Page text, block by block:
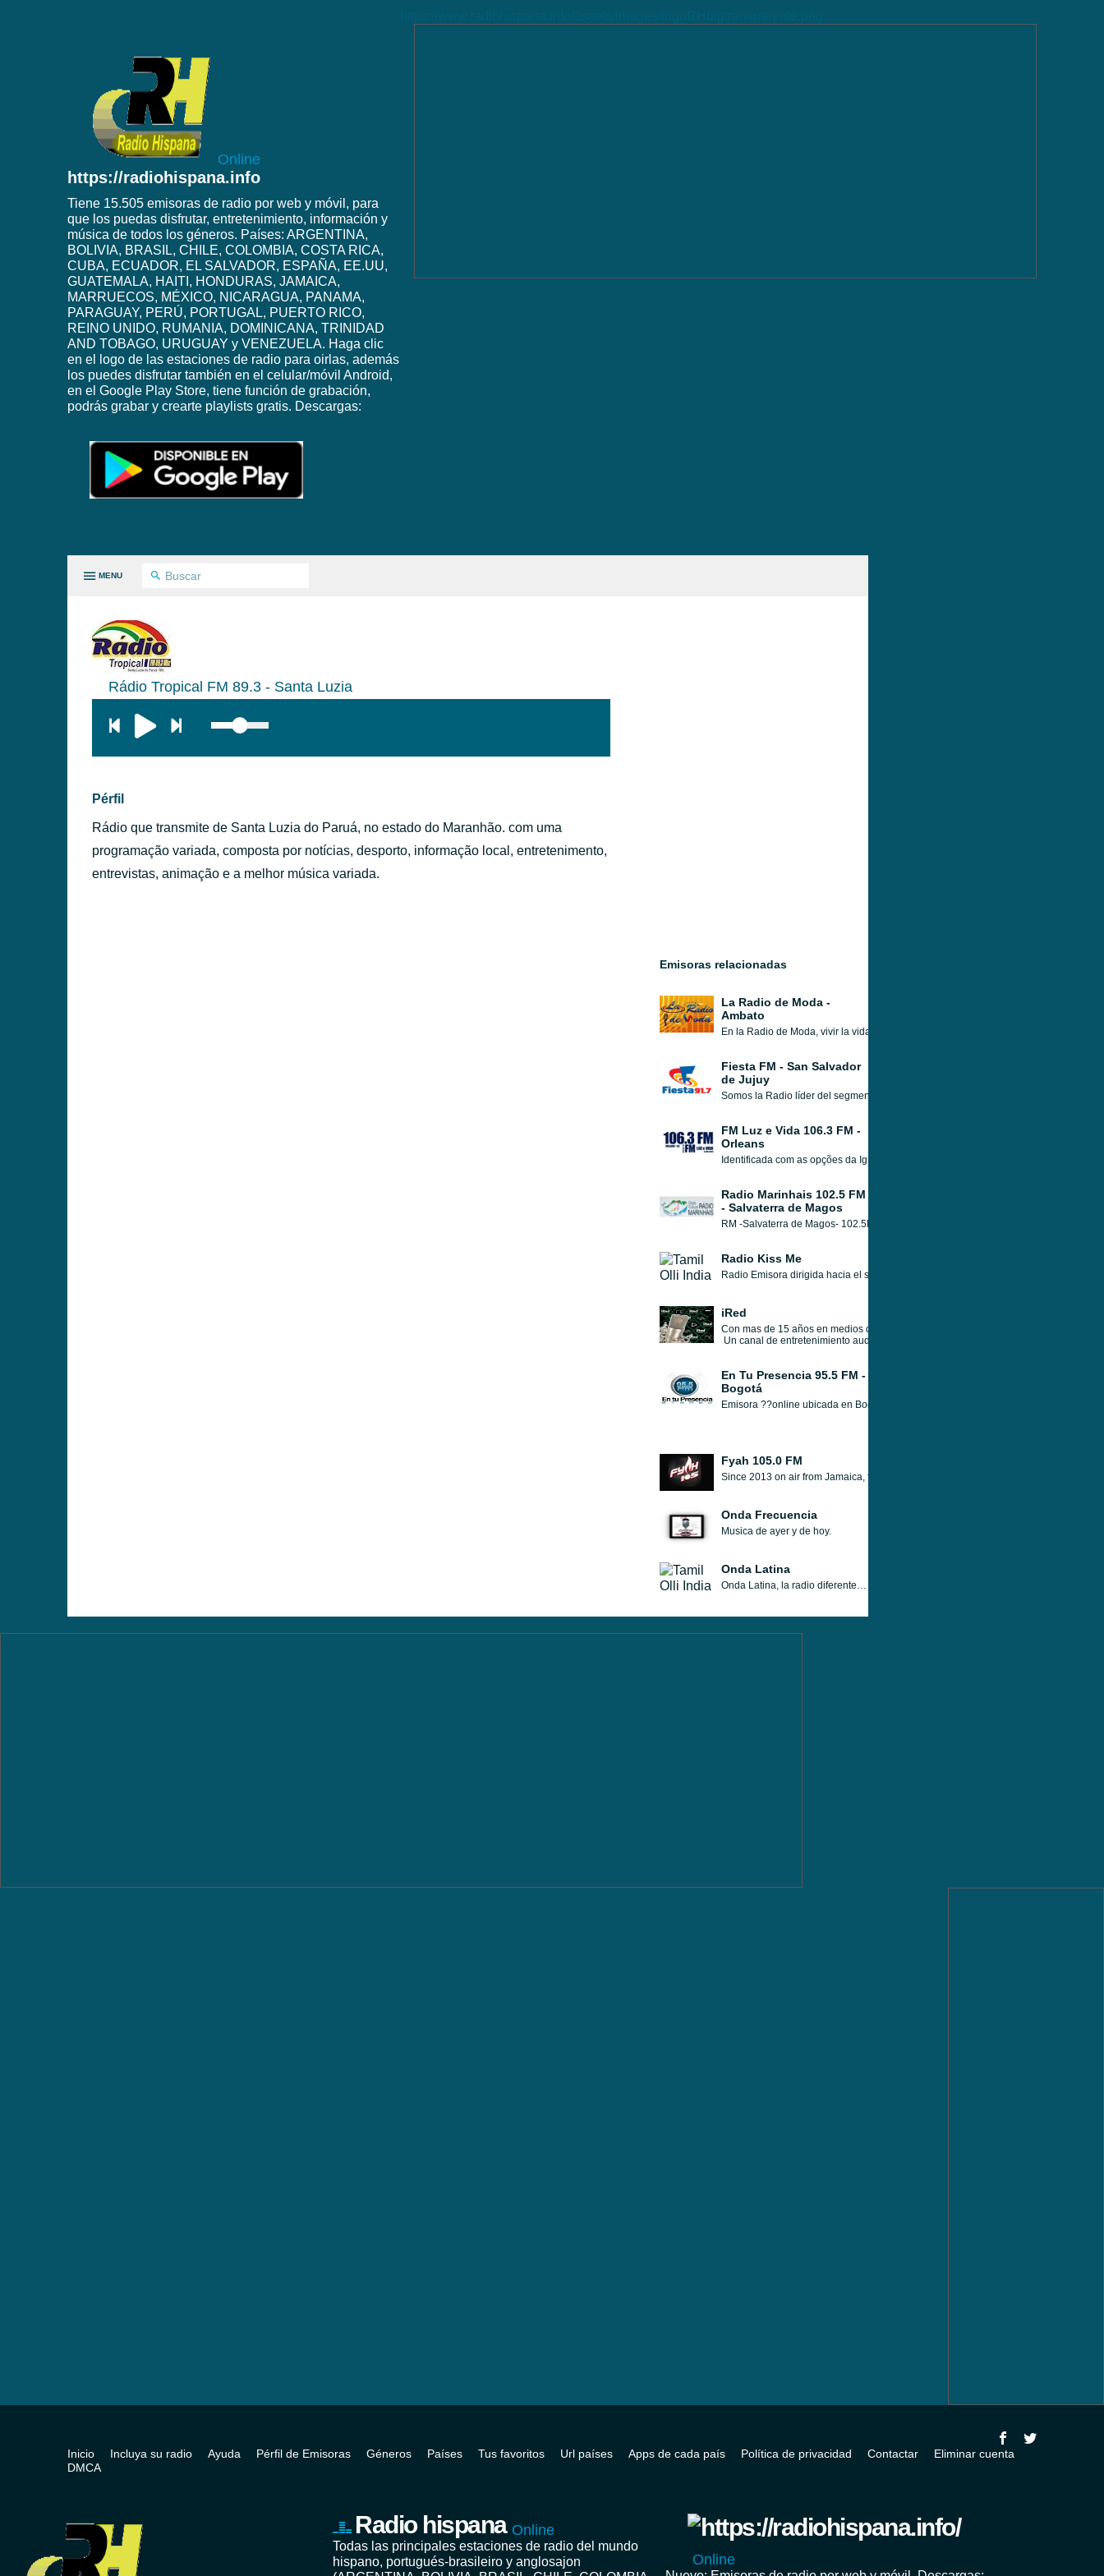
Online
https://radiohispana.info
Tiene 15.505 emisoras de radio por web y móvil, para
que los puedas disfrutar, entretenimiento, información y
música de todos los géneros. Países: ARGENTINA,
BOLIVIA, BRASIL, CHILE, COLOMBIA, COSTA RICA,
CUBA, ECUADOR, EL SALVADOR, ESPAÑA, EE.UU,
GUATEMALA, HAITI, HONDURAS, JAMAICA,
MARRUECOS, MÉXICO, NICARAGUA, PANAMA,
PARAGUAY, PERÚ, PORTUGAL, PUERTO RICO,
REINO UNIDO, RUMANIA, DOMINICANA, TRINIDAD
AND TOBAGO, URUGUAY y VENEZUELA. Haga clic
en el logo de las estaciones de radio para oirlas, además
los puedes disfrutar también en el celular/móvil Android,
en el Google Play Store, tiene función de grabación,
podrás grabar y crearte playlists gratis. Descargas:
MENU
Rádio Tropical FM 89.3 - Santa Luzia
Pérfil
Rádio que transmite de Santa Luzia do Paruá, no estado do Maranhão. com uma
programação variada, composta por notícias, desporto, informação local, entretenimento,
entrevistas, animação e a melhor música variada.
Emisoras relacionadas
La Radio de Moda -
Ambato
En la Radio de Moda, vivir la vida con intensidad es una aventura diaria, por eso
Fiesta FM - San Salvador
de Jujuy
Somos la Radio líder del segmento Tropical en la Provincia de Jujuy, las últimas
FM Luz e Vida 106.3 FM -
Orleans
Identificada com as opções da Igreja e fiel à verdade e à paz, mantém sua
Radio Marinhais 102.5 FM
- Salvaterra de Magos
RM -Salvaterra de Magos- 102.5Mhz; Net www.radiomarinhais.pt Houve uma
Radio Kiss Me
Radio Emisora dirigida hacia el segmento romántico, programación musical,
iRed
Con mas de 15 años en medios de comunicación creamos iRed en 2013.
Un canal de entretenimiento audiovisual en vivo y a demanda. Nuestros
En Tu Presencia 95.5 FM -
Bogotá
Emisora ??online ubicada en Bogotá, dedicada al culto cristiano, cantos de
Fyah 105.0 FM
Since 2013 on air from Jamaica, this radio station broadcasts a variety of programs,
Onda Frecuencia
Musica de ayer y de hoy.
Onda Latina
Onda Latina, la radio diferente, alternativa y libre, Madrid 87.6 FM. Programas musicales con locutores.
Inicio Incluya su radio Ayuda Pérfil de Emisoras Géneros Países Tus favoritos Url países Apps de cada país Política de privacidad Contactar
Eliminar cuenta
DMCA
Radio hispana Online
Todas las principales estaciones de radio del mundo
hispano, portugués-brasileiro y anglosajon
Online